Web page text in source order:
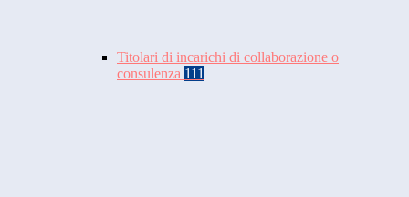
Titolari di incarichi di collaborazione o
consulenza 111